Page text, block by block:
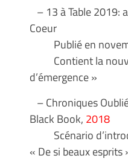
– 13 à Table 2019:
Coeur
Publié en
Contient la
d’émergence »
– Chroniques
Black Book, 2018
Scénario
« De si beaux esprits